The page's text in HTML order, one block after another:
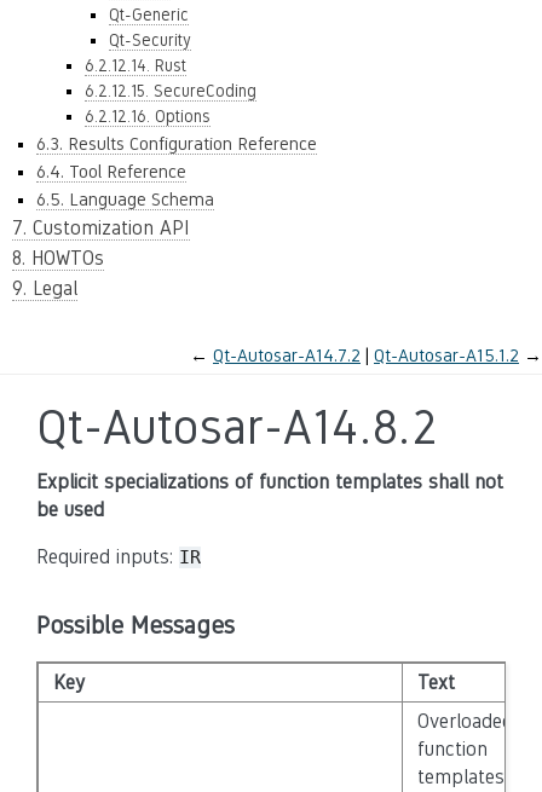
Qt-Generic
Qt-Security
6.2.12.14. Rust
6.2.12.15. SecureCoding
6.2.12.16. Options
6.3. Results Configuration Reference
6.4. Tool Reference
6.5. Language Schema
7. Customization API
8. HOWTOs
9. Legal
← Qt-Autosar-A14.7.2 Qt-Autosar-A15.1.2 →
Qt-Autosar-A14.8.2
Explicit specializations of function templates shall not
be used
Required inputs: IR
Possible Messages
Key
Text
Overloaded
function
templates